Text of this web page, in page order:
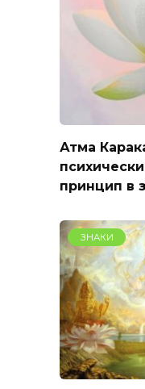
Атма
принцип в
ЗНАКИ